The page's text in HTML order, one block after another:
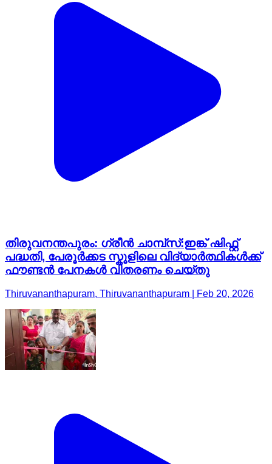
തിരുവനന്തപുരം: ഗ്രീന്‍ ചാമ്പ്സ്:ഇങ്ക് ഷിഫ്റ്റ്
പദ്ധതി, പേരൂർക്കട സ്കൂളിലെ വിദ്യാർത്ഥികൾക്ക്
ഫൗണ്ടന്‍ പേനകൾ വിതരണം ചെയ്തു
Thiruvananthapuram, Thiruvananthapuram | Feb 20, 2026